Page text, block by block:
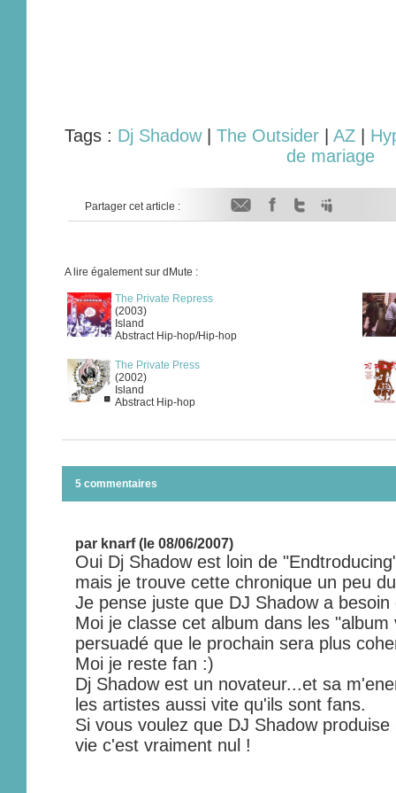
Tags : Dj Shadow| The Outsider| AZ|
de mariage
Partager cet article :
A lire également sur dMute :
The Private Repress
(2003)
Island
Abstract Hip-hop/Hip-hop
The Private Press
(2002)
Island
Abstract Hip-hop
5 commentaires
par knarf (le 08/06/2007)
Oui Dj Shadow est loin de
mais je trouve cette chronique un peu
Je pense juste que DJ Shadow a
Moi je classe cet album dans les "album
persuadé que le prochain sera plus
Moi je reste fan :)
Dj Shadow est un novateur...et sa
les artistes aussi vite qu'ils sont fans.
Si vous voulez que DJ Shadow
vie c'est vraiment nul !